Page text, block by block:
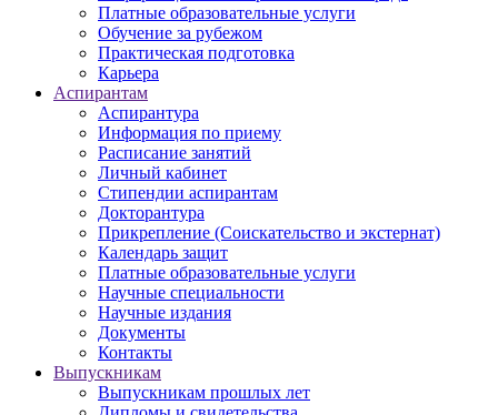
Платные образовательные услуги
Обучение за рубежом
Практическая подготовка
Карьера
Аспирантам
Аспирантура
Информация по приему
Расписание занятий
Личный кабинет
Стипендии аспирантам
Докторантура
Прикрепление (Соискательство и экстернат)
Календарь защит
Платные образовательные услуги
Научные специальности
Научные издания
Документы
Контакты
Выпускникам
Выпускникам прошлых лет